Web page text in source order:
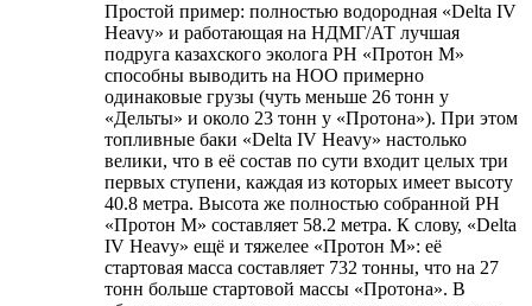
Простой пример: полностью водородная «Delta IV
Heavy» и работающая на НДМГ/АТ лучшая
подруга казахского эколога РН «Протон М»
способны выводить на НОО примерно
одинаковые грузы (чуть меньше 26 тонн у
«Дельты» и около 23 тонн у «Протона»). При этом
топливные баки «Delta IV Heavy» настолько
велики, что в её состав по сути входит целых три
первых ступени, каждая из которых имеет высоту
40.8 метра. Высота же полностью собранной РН
«Протон М» составляет 58.2 метра. К слову, «Delta
IV Heavy» ещё и тяжелее «Протон М»: её
стартовая масса составляет 732 тонны, что на 27
тонн больше стартовой массы «Протона». В